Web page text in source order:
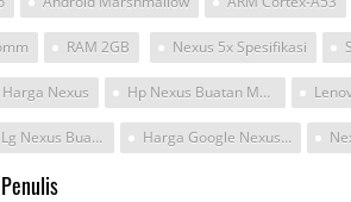
RAM 2GB Nexus 5x Spesifikasi
Nexus Hp Nexus Buatan Mana
Harga Lg Nexus Buatan Jepang Harga Google Nexus 5